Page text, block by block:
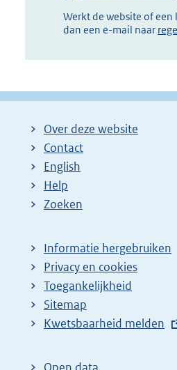
Werkt de website of
dan een e-mail naar
Over deze website
Contact
English
Help
Zoeken
Informatie hergebruiken
Privacy en cookies
Toegankelijkheid
Sitemap
E
t
Kwetsbaarheid melden
Open data